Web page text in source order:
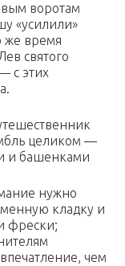
воротам
«усилили»
же время
святого
с этих
целиком —
и башенками
нужно
кладку и
фрески;
чем